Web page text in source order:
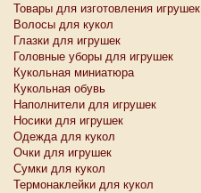
Товары для изготовления игрушек
Волосы для кукол
Глазки для игрушек
Головные уборы для игрушек
Кукольная миниатюра
Кукольная обувь
Наполнители для игрушек
Носики для игрушек
Одежда для кукол
Очки для игрушек
Сумки для кукол
Термонаклейки для кукол